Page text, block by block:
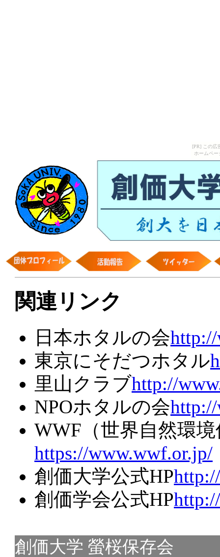
[PR] この広
ホームペ
関連リンク
日本ホタルの会
東京にそだつホタル
里山クラブhttp://
NPOホタルの会
WWF（世界自然環
https://www.wwf.or.jp/
創価大学公式HP
創価学会公式HP
創価大学 螢桜保存会